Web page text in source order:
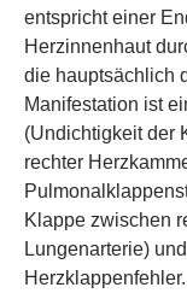
entspricht einer
Herzinnenhaut
die hauptsächlich
Manifestation ist
(Undichtigkeit der
rechter
Klappe zwischen
Lungenarterie)